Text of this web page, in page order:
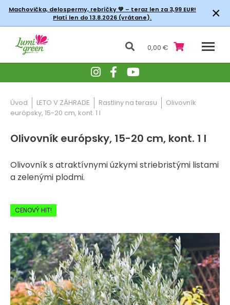
Machovička, delospermy, rebríčky💚 – teraz len za 3,99 EUR!
Platí len do 13.8.2026 (vrátane).
×
0,00 €
Úvod LETO V ZÁHRADE Rastliny na terasu
Olivovník
európsky, 15-20 cm, kont. 1 l
Olivovník európsky, 15-20 cm, kont. 1 l
Olivovník s atraktívnymi úzkymi striebristými listami
a zelenými plodmi.
CENOVÝ HIT!